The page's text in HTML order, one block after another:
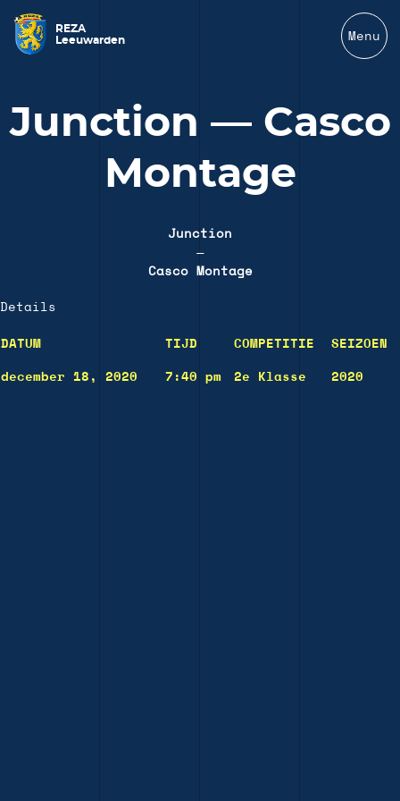
REZA
Leeuwarden
Menu
Junction — Casco
Montage
Junction
—
Casco Montage
Details
DATUM TIJD COMPETITIE SEIZOEN
december 18, 2020 7:40 pm 2e Klasse 2020